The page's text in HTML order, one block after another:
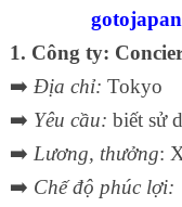
1. Công ty:
➡️ Địa chỉ: Tokyo
➡️ Yêu cầu: biết sử
➡️ Lương, thưởng:
➡️ Chế độ phúc lợi: